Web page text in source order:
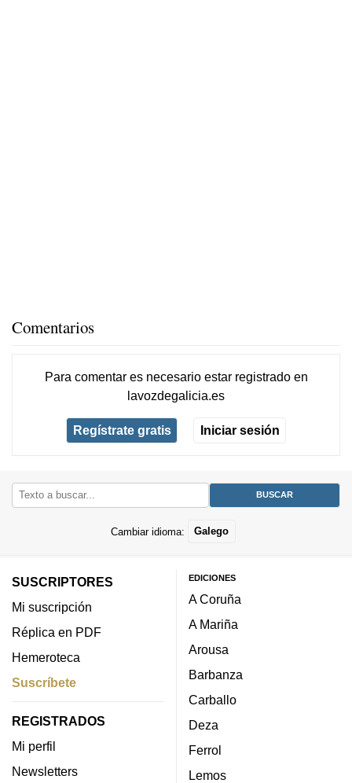
Comentarios
Para comentar es necesario estar registradoen
lavozdegalicia.es
Regístrate gratis Iniciar sesión
Cambiar idioma: Galego
SUSCRIPTORES
Mi suscripción
Réplica en PDF
Hemeroteca
Suscríbete
REGISTRADOS
Mi perfil
Newsletters
EDICIONES
A Coruña
A Mariña
Arousa
Barbanza
Carballo
Deza
Ferrol
Lemos